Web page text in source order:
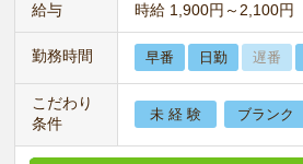
給与 時給 1,900円～2,100円
勤務時間 早番 日勤 遅番
こだわり
条件
未 経 験 ブランク